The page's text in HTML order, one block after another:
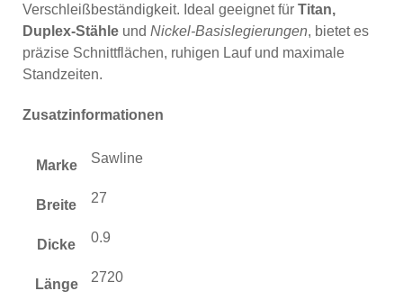
Verschleißbeständigkeit. Ideal geeignet für Titan,
Duplex-Stähle und Nickel-Basislegierungen, bietet es
präzise Schnittflächen, ruhigen Lauf und maximale
Standzeiten.
Zusatzinformationen
Marke Sawline
Breite 27
Dicke 0.9
Länge 2720